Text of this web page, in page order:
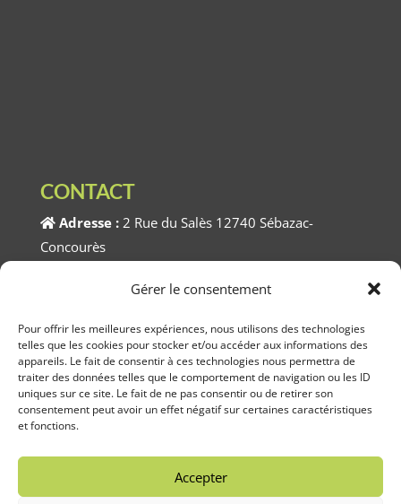
Gérer le consentement
Pour offrir les meilleures expériences, nous utilisons des technologies
telles que les cookies pour stocker et/ou accéder aux informations des
appareils. Le fait de consentir à ces technologies nous permettra de
traiter des données telles que le comportement de navigation ou les ID
uniques sur ce site. Le fait de ne pas consentir ou de retirer son
consentement peut avoir un effet négatif sur certaines caractéristiques
et fonctions.
Accepter
CONTACT
Adresse : 2 Rue du Salès 12740 Sébazac-
Concourès
Téléphone :05.65.74.90.42
Horaires :
Du Lundi au Vendredi 8h00 à 12h00 /
13h30 à 17h30